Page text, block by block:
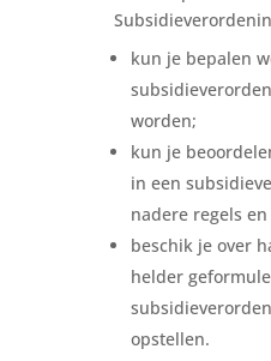
kun je bepalen
worden;
kun je
in een
nadere regels
beschik je over
helder
opstellen.